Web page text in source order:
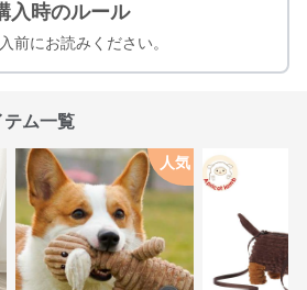
入時のルール
前にお読みください。
テム一覧
人気